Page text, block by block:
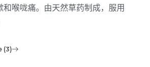
喉咙痛。由天然草药制成，服用
(3)